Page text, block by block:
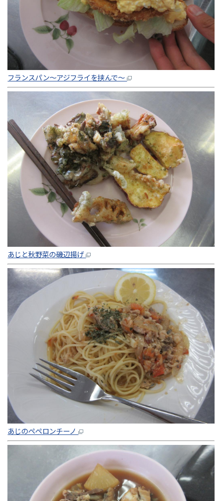
フランスパン～アジフライを挟んで～
あじと秋野菜の磯辺揚げ
あじのペペロンチーノ